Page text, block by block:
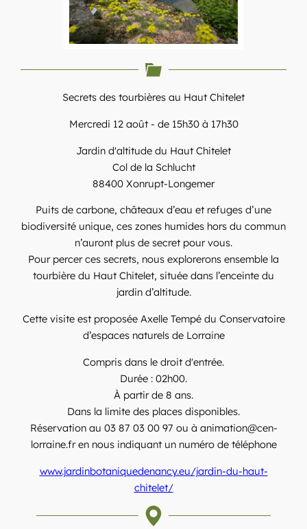
Secrets des tourbières au Haut Chitelet
Mercredi 12 août - de 15h30 à 17h30
Jardin d'altitude du Haut Chitelet
Col de la Schlucht
88400 Xonrupt-Longemer
Puits de carbone, châteaux d’eau et refuges d’une
biodiversité unique, ces zones humides hors du commun
n’auront plus de secret pour vous.
Pour percer ces secrets, nous explorerons ensemble la
tourbière du Haut Chitelet, située dans l’enceinte du
jardin d’altitude.
Cette visite est proposée Axelle Tempé du Conservatoire
d’espaces naturels de Lorraine
Compris dans le droit d'entrée.
Durée : 02h00.
À partir de 8 ans.
Dans la limite des places disponibles.
Réservation au 03 87 03 00 97 ou à animation@cen-
lorraine.fr en nous indiquant un numéro de téléphone
www.jardinbotaniquedenancy.eu/jardin-du-haut-
chitelet/